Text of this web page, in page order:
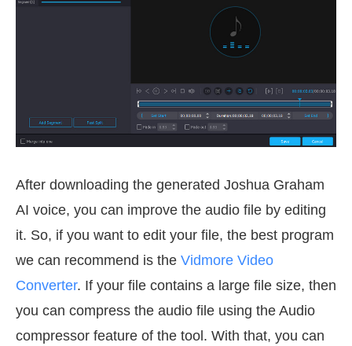
After downloading the generated Joshua Graham
AI voice, you can improve the audio file by editing
it. So, if you want to edit your file, the best program
we can recommend is the Vidmore Video
Converter. If your file contains a large file size, then
you can compress the audio file using the Audio
compressor feature of the tool. With that, you can